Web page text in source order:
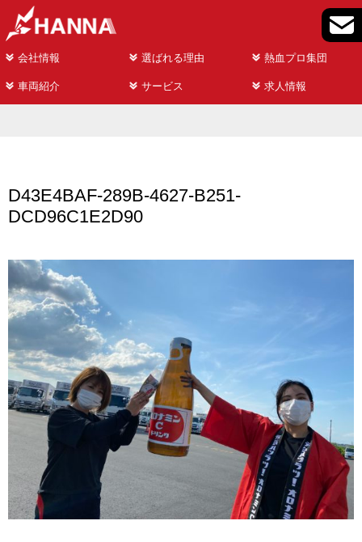
会社情報 選ばれる理由 熱血プロ集団
車両紹介 サービス 求人情報
D43E4BAF-289B-4627-B251-
DCD96C1E2D90